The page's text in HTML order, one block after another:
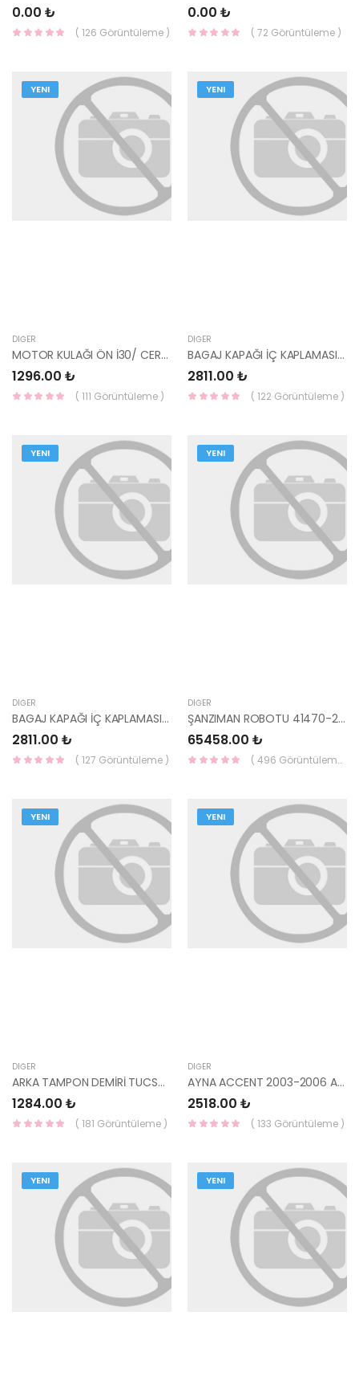
0.00 ₺
( 126 Görüntüleme )
0.00 ₺
( 72 Görüntüleme )
YENI
DIĞER
MOTOR KULAĞI ÖN İ30/ CERATO 1.6 BENZİM OTOMATİK 21910-1M150 KORE
1296.00 ₺
( 111 Görüntüleme )
YENI
DIĞER
BAGAJ KAPAĞI İÇ KAPLAMASI SOL TUCSON 2022 81730-N7000NNB MOBİS
2811.00 ₺
( 122 Görüntüleme )
YENI
DIĞER
BAGAJ KAPAĞI İÇ KAPLAMASI SAĞ TUCSON 2022 81740-N7000NNB MOBİS
2811.00 ₺
( 127 Görüntüleme )
YENI
DIĞER
ŞANZIMAN ROBOTU 41470-2C500 MOBİS
65458.00 ₺
( 496 Görüntüleme )
YENI
DIĞER
ARKA TAMPON DEMİRİ TUCSON 2015- 86631-D7000-YS
1284.00 ₺
( 181 Görüntüleme )
YENI
DIĞER
AYNA ACCENT 2003-2006 ADMIRA ELEKTR. SAĞ 87620-25000 YS
2518.00 ₺
( 133 Görüntüleme )
YENI YENI